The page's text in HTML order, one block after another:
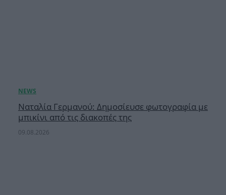
Ναταλία Γερμανού: Δημοσίευσε φωτογραφία με
μπικίνι από τις διακοπές της
09.08.2026